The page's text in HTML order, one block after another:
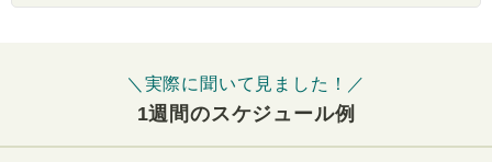
＼実際に聞いて見ました！／
1週間のスケジュール例